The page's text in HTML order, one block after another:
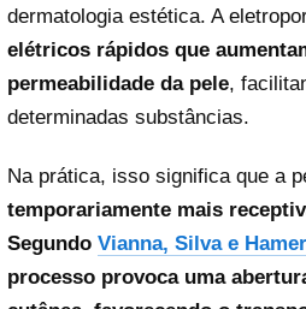
dermatologia estética. A
elétricos rápidos que
permeabilidade da pele,
determinadas substâncias.
Na prática, isso significa que a
temporariamente mais
Segundo Vianna, Silva e
processo provoca uma